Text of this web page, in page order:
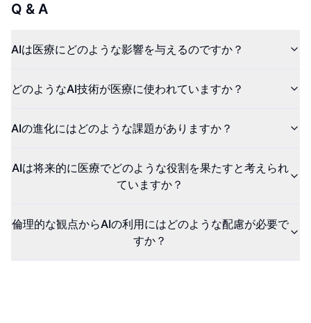
Q & A
AIは医療にどのような影響を与えるのですか？
どのようなAI技術が医療に使われていますか？
AIの進化にはどのような課題がありますか？
AIは将来的に医療でどのような役割を果たすと考えられ
ていますか？
倫理的な観点からAIの利用にはどのような配慮が必要で
すか？